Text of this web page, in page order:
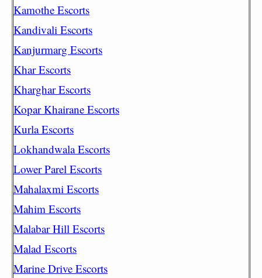
Kamothe Escorts
Kandivali Escorts
Kanjurmarg Escorts
Khar Escorts
Kharghar Escorts
Kopar Khairane Escorts
Kurla Escorts
Lokhandwala Escorts
Lower Parel Escorts
Mahalaxmi Escorts
Mahim Escorts
Malabar Hill Escorts
Malad Escorts
Marine Drive Escorts